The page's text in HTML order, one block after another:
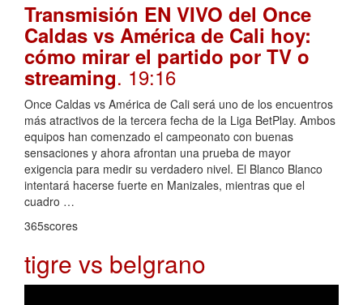
Transmisión EN VIVO del Once
Caldas vs América de Cali hoy:
cómo mirar el partido por TV o
streaming. 19:16
Once Caldas vs América de Cali será uno de los encuentros
más atractivos de la tercera fecha de la Liga BetPlay. Ambos
equipos han comenzado el campeonato con buenas
sensaciones y ahora afrontan una prueba de mayor
exigencia para medir su verdadero nivel. El Blanco Blanco
intentará hacerse fuerte en Manizales, mientras que el
cuadro …
365scores
tigre vs belgrano